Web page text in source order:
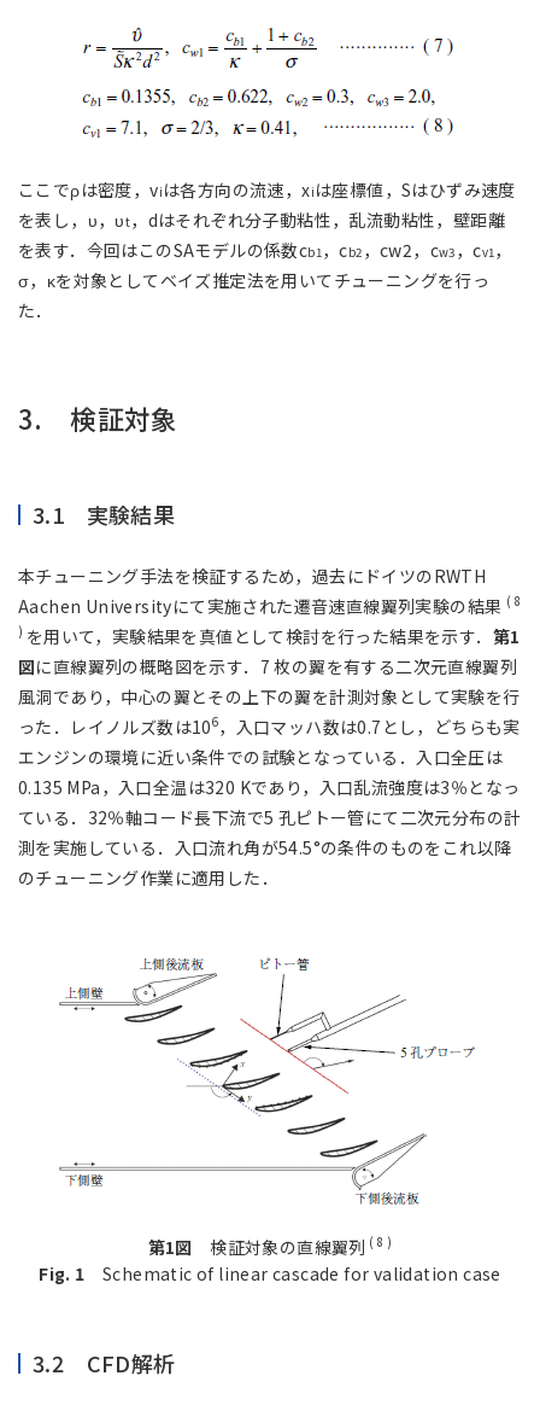
ここでρは密度，vi は各方向の流速，xi は座標値，Sはひずみ速度
を表し，υ，υt，dはそれぞれ分子動粘性，乱流動粘性，壁距離
を表す．今回はこのSAモデルの係数cb1，cb2 ，cw2，cw3 ，cv1，
σ，κを対象としてベイズ推定法を用いてチューニングを行っ
た．
3. 検証対象
3.1 実験結果
本チューニング手法を検証するため，過去にドイツのRWTH
Aachen Universityにて実施された遷音速直線翼列実験の結果 ( 8
) を用いて，実験結果を真値として検討を行った結果を示す． 第1
図に直線翼列の概略図を示す．7 枚の翼を有する二次元直線翼列
風洞であり，中心の翼とその上下の翼を計測対象として実験を行
った．レイノルズ数は106，入口マッハ数は0.7とし，どちらも実
エンジンの環境に近い条件での試験となっている．入口全圧は
0.135 MPa，入口全温は320 Kであり，入口乱流強度は3％となっ
ている．32％軸コード長下流で5 孔ピトー管にて二次元分布の計
測を実施している．入口流れ角が54.5°の条件のものをこれ以降
のチューニング作業に適用した．
第1図 検証対象の直線翼列 ( 8 )
Fig. 1 Schematic of linear cascade for validation case
3.2 CFD解析